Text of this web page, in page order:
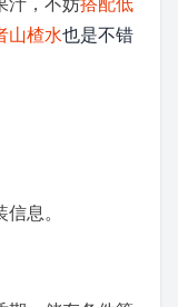
山楂水也是不错
息。